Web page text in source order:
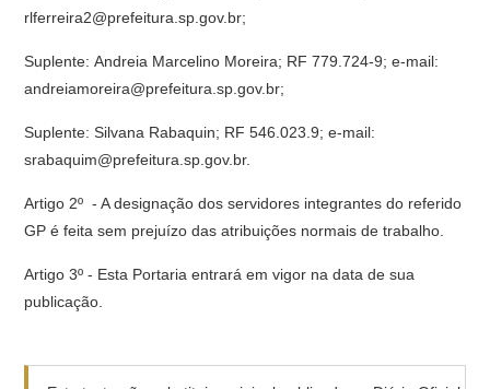
rlferreira2@prefeitura.sp.gov.br;
Suplente: Andreia Marcelino Moreira; RF 779.724-9; e-mail:
andreiamoreira@prefeitura.sp.gov.br;
Suplente: Silvana Rabaquin; RF 546.023.9; e-mail:
srabaquim@prefeitura.sp.gov.br.
Artigo 2º - A designação dos servidores integrantes do referido
GP é feita sem prejuízo das atribuições normais de trabalho.
Artigo 3º - Esta Portaria entrará em vigor na data de sua
publicação.